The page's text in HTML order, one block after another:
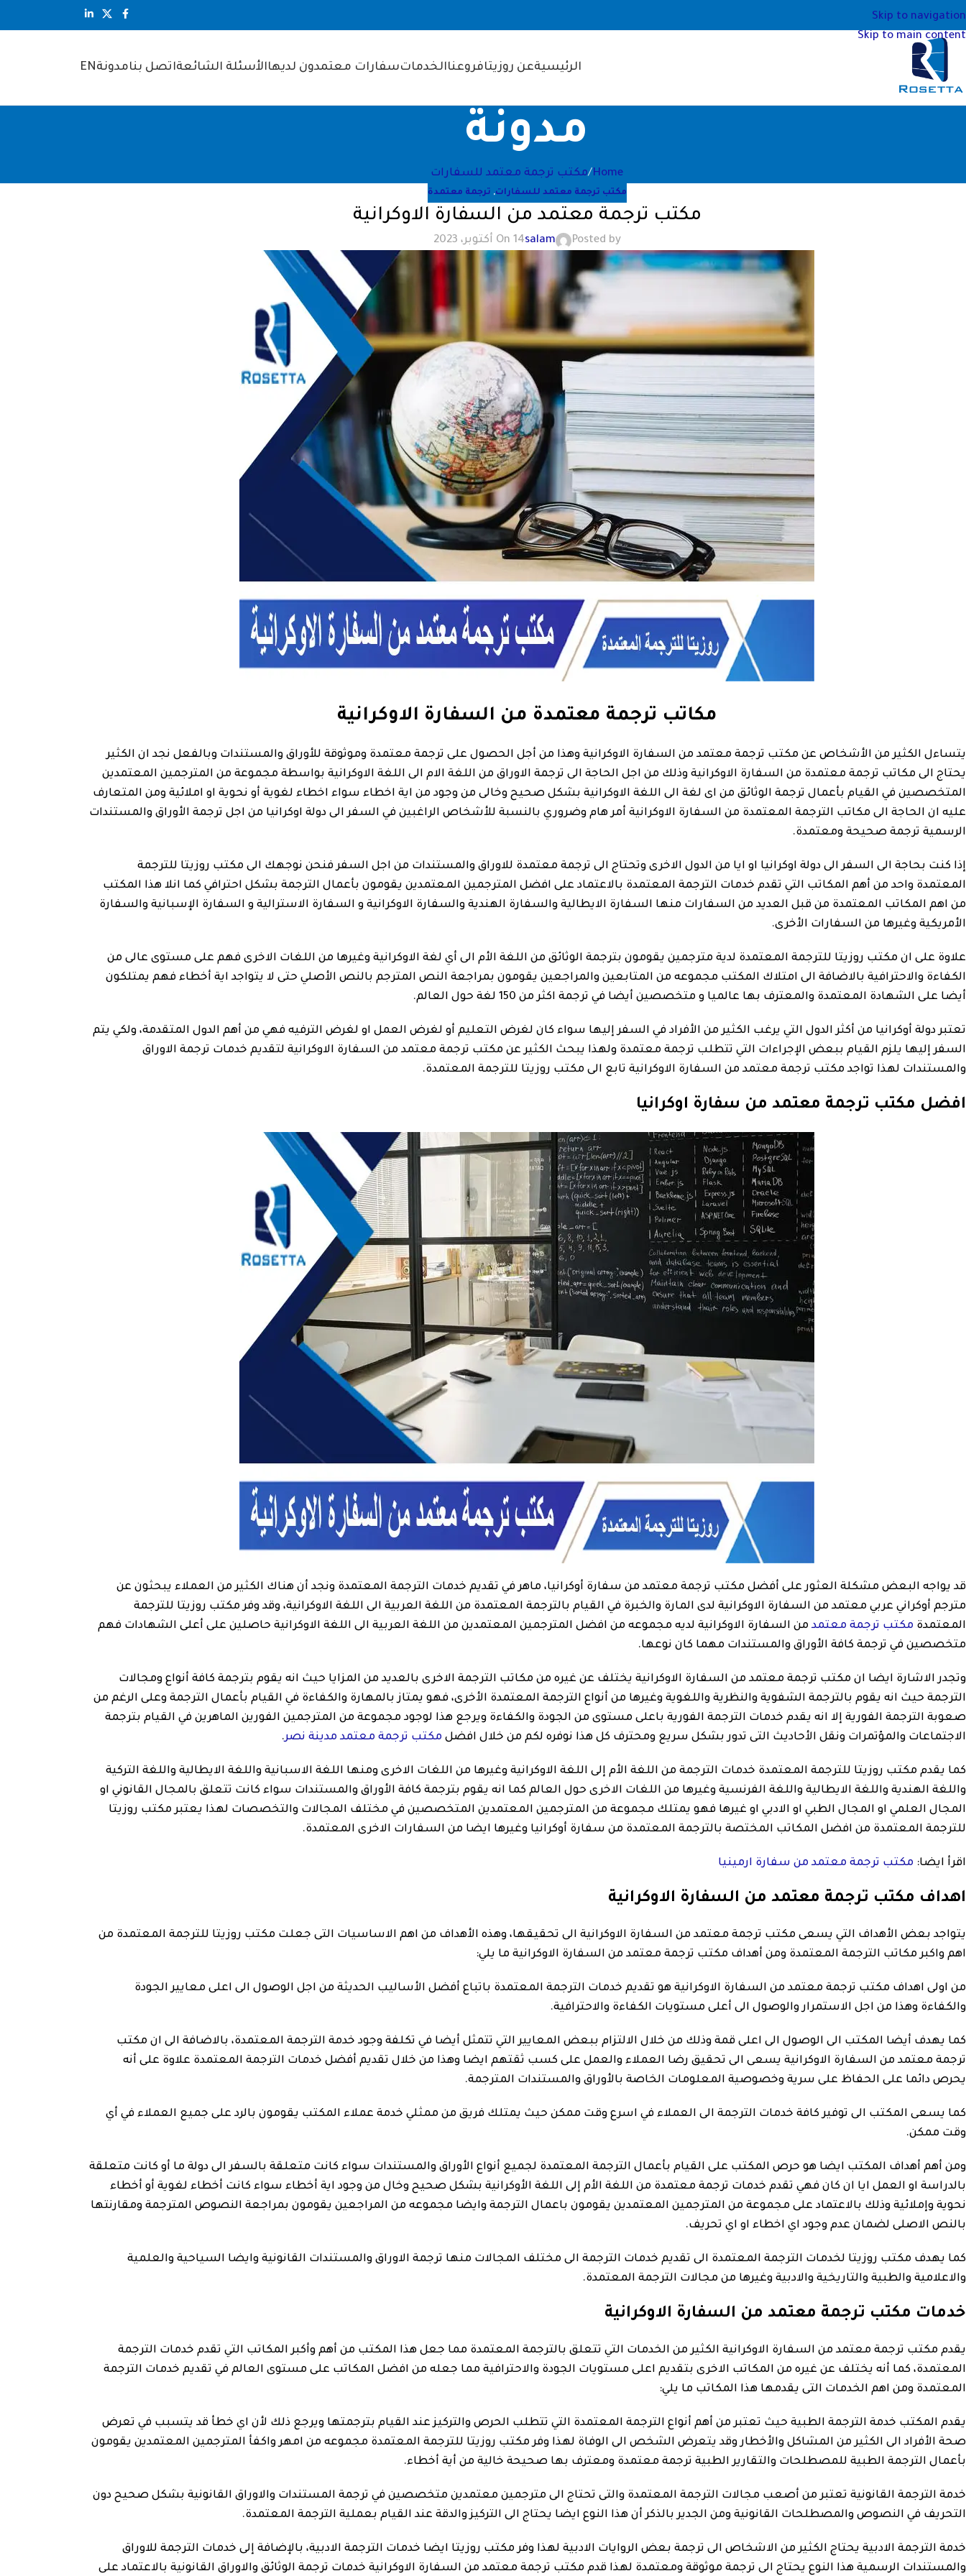
Skip to navigation
Skip to main content
الرئيسيةعن روزيتافروعناالخدماتسفارات معتمدون لديهاالأسئلة الشائعةاتصل بنامدونةEN
مدونة
Home مكتب ترجمة معتمد للسفارات
مكتب ترجمة معتمد للسفارات, ترجمة معتمدة
مكتب ترجمة معتمد من السفارة الاوكرانية
Posted by
salamOn 14 أكتوبر، 2023
مكاتب ترجمة معتمدة من السفارة الاوكرانية
يتساءل الكثير من الأشخاص عن مكتب ترجمة معتمد من السفارة الاوكرانية وهذا من أجل الحصول على ترجمة معتمدة وموثوقة للأوراق والمستندات وبالفعل نجد ان الكثير
يحتاج الى مكاتب ترجمة معتمدة من السفارة الاوكرانية وذلك من اجل الحاجة الى ترجمة الاوراق من اللغة الام الى اللغة الاوكرانية بواسطة مجموعة من المترجمين المعتمدين
المتخصصين في القيام بأعمال ترجمة الوثائق من اى لغة الى اللغة الاوكرانية بشكل صحيح وخالى من وجود من اية اخطاء سواء اخطاء لغوية أو نحوية او املائية ومن المتعارف
عليه ان الحاجة الى مكاتب الترجمة المعتمدة من السفارة الاوكرانية أمر هام وضروري بالنسبة للأشخاص الراغبين في السفر الى دولة اوكرانيا من اجل ترجمة الأوراق والمستندات
الرسمية ترجمة صحيحة ومعتمدة.
إذا كنت بحاجة الى السفر الى دولة اوكرانيا او ايا من الدول الاخرى وتحتاج الى ترجمة معتمدة للاوراق والمستندات من اجل السفر فنحن نوجهك الى مكتب روزيتا للترجمة
المعتمدة واحد من أهم المكاتب التي تقدم خدمات الترجمة المعتمدة بالاعتماد على افضل المترجمين المعتمدين يقومون بأعمال الترجمة بشكل احترافي كما انلا هذا المكتب
من اهم المكاتب المعتمدة من قبل العديد من السفارات منها السفارة الايطالية والسفارة الهندية والسفارة الاوكرانية و السفارة الاسترالية و السفارة الإسبانية والسفارة
الأمريكية وغيرها من السفارات الأخرى.
علاوة على ان مكتب روزيتا للترجمة المعتمدة لدية مترجمين يقومون بترجمة الوثائق من اللغة الأم الى أي لغة الاوكرانية وغيرها من اللغات الاخرى فهم على مستوى عالى من
الكفاءة والاحترافية بالاضافة الى امتلاك المكتب مجموعه من المتابعين والمراجعين يقومون بمراجعة النص المترجم بالنص الأصلي حتى لا يتواجد اية أخطاء فهم يمتلكون
أيضا على الشهادة المعتمدة والمعترف بها عالميا و متخصصين أيضا في ترجمة اكثر من 150 لغة حول العالم.
تعتبر دولة أوكرانيا من أكثر الدول التي يرغب الكثير من الأفراد في السفر إليها سواء كان لغرض التعليم أو لغرض العمل او لغرض الترفيه فهي من أهم الدول المتقدمة، ولكي يتم
السفر إليها يلزم القيام ببعض الإجراءات التي تتطلب ترجمة معتمدة ولهذا يبحث الكثير عن مكتب ترجمة معتمد من السفارة الاوكرانية لتقديم خدمات ترجمة الاوراق
والمستندات لهذا تواجد مكتب ترجمة معتمد من السفارة الاوكرانية تابع الى مكتب روزيتا للترجمة المعتمدة.
افضل مكتب ترجمة معتمد من سفارة اوكرانيا
قد يواجه البعض مشكلة العثور على أفضل مكتب ترجمة معتمد من سفارة أوكرانيا، ماهر في تقديم خدمات الترجمة المعتمدة ونجد أن هناك الكثير من العملاء يبحثون عن
مترجم أوكراني عربي معتمد من السفارة الاوكرانية لدى المارة والخبرة في القيام بالترجمة المعتمدة من اللغة العربية الى اللغة الاوكرانية، وقد وفر مكتب روزيتا للترجمة
المعتمدة مكتب ترجمة معتمد من السفارة الاوكرانية لديه مجموعه من افضل المترجمين المعتمدين من اللغة العربية الى اللغة الاوكرانية حاصلين على أعلى الشهادات فهم
متخصصين في ترجمة كافة الأوراق والمستندات مهما كان نوعها.
وتجدر الاشارة ايضا ان مكتب ترجمة معتمد من السفارة الاوكرانية يختلف عن غيره من مكاتب الترجمة الاخرى بالعديد من المزايا حيث انه يقوم بترجمة كافة أنواع ومجالات
الترجمة حيث انه يقوم بالترجمة الشفوية والنظرية واللغوية وغيرها من أنواع الترجمة المعتمدة الأخرى، فهو يمتاز بالمهارة والكفاءة في القيام بأعمال الترجمة وعلى الرغم من
صعوبة الترجمة الفورية إلا انه يقدم خدمات الترجمة الفورية باعلى مستوى من الجودة والكفاءة ويرجع هذا لوجود مجموعة من المترجمين الفورين الماهرين في القيام بترجمة
الاجتماعات والمؤتمرات ونقل الأحاديث التى تدور بشكل سريع ومحترف كل هذا نوفره لكم من خلال افضل مكتب ترجمة معتمد مدينة نصر.
كما يقدم مكتب روزيتا للترجمة المعتمدة خدمات الترجمة من اللغة الأم إلى اللغة الاوكرانية وغيرها من اللغات الاخرى ومنها اللغة الاسبانية واللغة الايطالية واللغة التركية
واللغة الهندية واللغة الايطالية واللغة الفرنسية وغيرها من اللغات الاخرى حول العالم كما انه يقوم بترجمة كافة الأوراق والمستندات سواء كانت تتعلق بالمجال القانوني او
المجال العلمي او المجال الطبي او الادبي او غيرها فهو يمتلك مجموعة من المترجمين المعتمدين المتخصصين في مختلف المجالات والتخصصات لهذا يعتبر مكتب روزيتا
للترجمة المعتمدة من افضل المكاتب المختصة بالترجمة المعتمدة من سفارة أوكرانيا وغيرها ايضا من السفارات الاخرى المعتمدة.
اقرأ ايضا: مكتب ترجمة معتمد من سفارة ارمينيا
اهداف مكتب ترجمة معتمد من السفارة الاوكرانية
يتواجد بعض الأهداف التي يسعى مكتب ترجمة معتمد من السفارة الاوكرانية الى تحقيقها، وهذه الأهداف من اهم الاساسيات التى جعلت مكتب روزيتا للترجمة المعتمدة من
اهم واكبر مكاتب الترجمة المعتمدة ومن أهداف مكتب ترجمة معتمد من السفارة الاوكرانية ما يلي:
من اولى اهداف مكتب ترجمة معتمد من السفارة الاوكرانية هو تقديم خدمات الترجمة المعتمدة باتباع أفضل الأساليب الحديثة من اجل الوصول الى اعلى معايير الجودة
والكفاءة وهذا من اجل الاستمرار والوصول الى أعلى مستويات الكفاءة والاحترافية.
كما يهدف أيضا المكتب الى الوصول الى اعلى قمة وذلك من خلال الالتزام ببعض المعايير التي تتمثل أيضا في تكلفة وجود خدمة الترجمة المعتمدة، بالاضافة الى ان مكتب
ترجمة معتمد من السفارة الاوكرانية يسعى الى تحقيق رضا العملاء والعمل على كسب ثقتهم ايضا وهذا من خلال تقديم أفضل خدمات الترجمة المعتمدة علاوة على أنه
يحرص دائما على الحفاظ على سرية وخصوصية المعلومات الخاصة بالأوراق والمستندات المترجمة.
كما يسعى المكتب الى توفير كافة خدمات الترجمة الى العملاء في اسرع وقت ممكن حيث يمتلك فريق من ممثلي خدمة عملاء المكتب يقومون بالرد على جميع العملاء في أي
وقت ممكن.
ومن أهم أهداف المكتب ايضا هو حرص المكتب على القيام بأعمال الترجمة المعتمدة لجميع أنواع الأوراق والمستندات سواء كانت متعلقة بالسفر الى دولة ما أو كانت متعلقة
بالدراسة او العمل ايا ان كان فهي تقدم خدمات ترجمة معتمدة من اللغة الأم إلى اللغة الأوكرانية بشكل صحيح وخال من وجود اية أخطاء سواء كانت أخطاء لغوية أو أخطاء
نحوية وإملائية وذلك بالاعتماد على مجموعة من المترجمين المعتمدين يقومون باعمال الترجمة وايضا مجموعه من المراجعين يقومون بمراجعة النصوص المترجمة ومقارنتها
بالنص الاصلى لضمان عدم وجود اي اخطاء او اي تحريف.
كما يهدف مكتب روزيتا لخدمات الترجمة المعتمدة الى تقديم خدمات الترجمة الى مختلف المجالات منها ترجمة الاوراق والمستندات القانونية وايضا السياحية والعلمية
والاعلامية والطبية والتاريخية والادبية وغيرها من مجالات الترجمة المعتمدة.
خدمات مكتب ترجمة معتمد من السفارة الاوكرانية
يقدم مكتب ترجمة معتمد من السفارة الاوكرانية الكثير من الخدمات التي تتعلق بالترجمة المعتمدة مما جعل هذا المكتب من أهم وأكبر المكاتب التي تقدم خدمات الترجمة
المعتمدة، كما أنه يختلف عن غيره من المكاتب الاخرى بتقديم اعلى مستويات الجودة والاحترافية مما جعله من افضل المكاتب على مستوى العالم في تقديم خدمات الترجمة
المعتمدة ومن اهم الخدمات التى يقدمها هذا المكاتب ما يلي:
يقدم المكتب خدمة الترجمة الطبية حيث تعتبر من أهم أنواع الترجمة المعتمدة التي تتطلب الحرص والتركيز عند القيام بترجمتها ويرجع ذلك لأن اي خطأ قد يتسبب في تعرض
صحة الأفراد الى الكثير من المشاكل والأخطار وقد يتعرض الشخص الى الوفاة لهذا وفر مكتب روزيتا للترجمة المعتمدة مجموعه من امهر واكفأ المترجمين المعتمدين يقومون
بأعمال الترجمة الطبية للمصطلحات والتقارير الطبية ترجمة معتمدة ومعترف بها صحيحة خالية من أية أخطاء.
خدمة الترجمة القانونية تعتبر من أصعب مجالات الترجمة المعتمدة والتى تحتاج الى مترجمين معتمدين متخصصين في ترجمة المستندات والاوراق القانونية بشكل صحيح دون
التحريف في النصوص والمصطلحات القانونية ومن الجدير بالذكر أن هذا النوع ايضا يحتاج الى التركيز والدقة عند القيام بعملية الترجمة المعتمدة.
خدمة الترجمة الادبية يحتاج الكثير من الاشخاص الى ترجمة بعض الروايات الادبية لهذا وفر مكتب روزيتا ايضا خدمات الترجمة الادبية، بالإضافة إلى خدمات الترجمة للاوراق
والمستندات الرسمية هذا النوع يحتاج الى ترجمة موثوقة ومعتمدة لهذا قدم مكتب ترجمة معتمد من السفارة الاوكرانية خدمات ترجمة الوثائق والاوراق القانونية بالاعتماد على